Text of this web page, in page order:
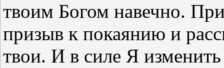
твоим Богом навечно.
призыв к покаянию и
твои. И в силе Я изменить